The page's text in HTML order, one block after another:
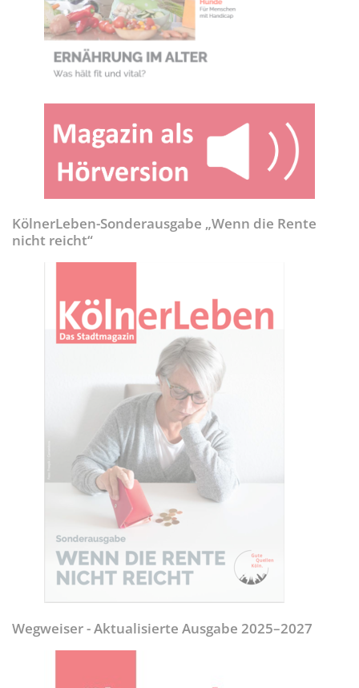
KölnerLeben-Sonderausgabe „Wenn die Rente
nicht reicht“
Wegweiser - Aktualisierte Ausgabe 2025–2027